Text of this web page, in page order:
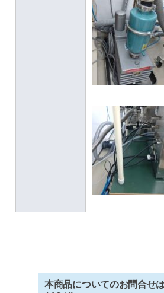
本商品についてのお問合せ